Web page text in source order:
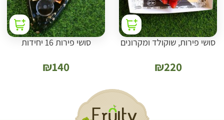
סושי פירות, שוקולד ומקרונים
₪220
סושי פירות 16 יחידות
₪140